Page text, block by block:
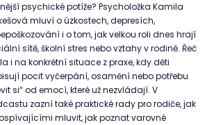
psychické potíže? Psycholožka Kamila
mluví o úzkostech, depresích,
i o tom, jak velkou roli dnes hrají
sítě, školní stres nebo vztahy v rodině. Řeč
i na konkrétní situace z praxe, kdy děti
pocit vyčerpání, osamění nebo potřebu
si“ od emocí, které už nezvládají. V
zazní také praktické rady pro rodiče, jak
mluvit, jak poznat varovné